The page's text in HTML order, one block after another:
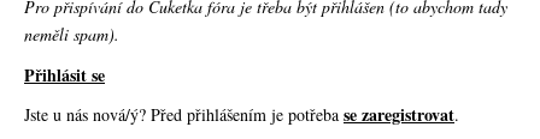
Pro přispívání do Cuketka fóra je třeba být přihlášen (to abychom tady
neměli spam).
Přihlásit se
Jste u nás nová/ý? Před přihlášením je potřeba se zaregistrovat.